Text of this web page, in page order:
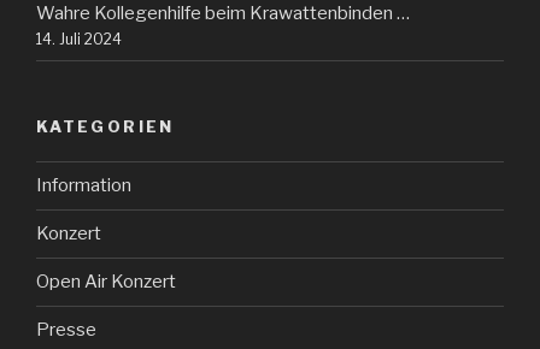
Wahre Kollegenhilfe beim Krawattenbinden …
14. Juli 2024
KATEGORIEN
Information
Konzert
Open Air Konzert
Presse